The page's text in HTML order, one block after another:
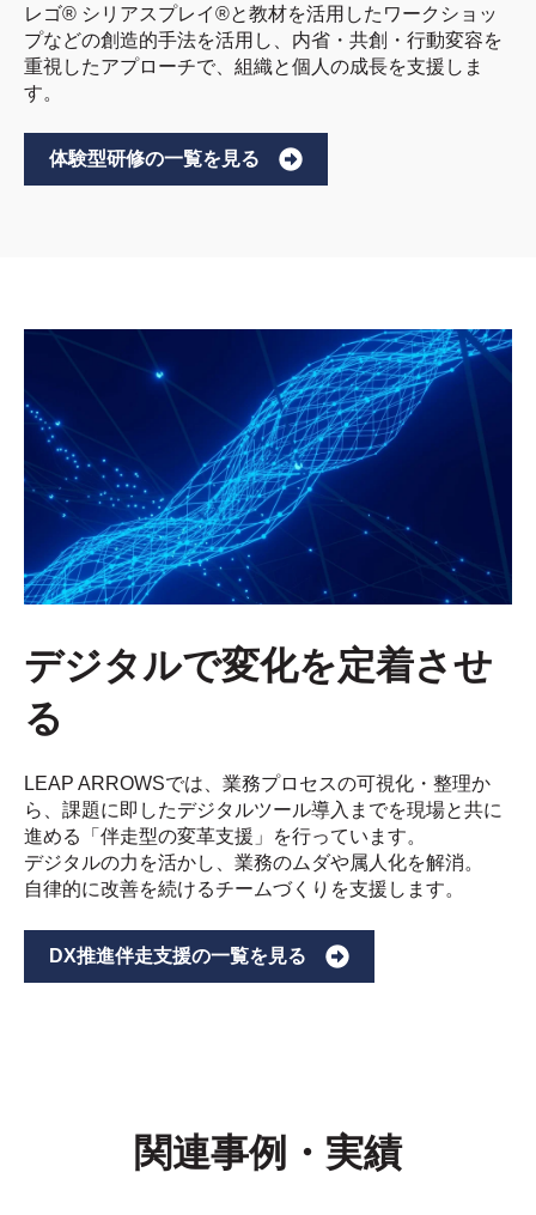
レゴ® シリアスプレイ®と教材を活用したワークショッ
プなどの創造的手法を活用し、内省・共創・行動変容を
重視したアプローチで、組織と個人の成長を支援しま
す。
体験型研修の一覧を見る
デジタルで変化を定着させ
る
LEAP ARROWSでは、業務プロセスの可視化・整理か
ら、課題に即したデジタルツール導入までを現場と共に
進める「伴走型の変革支援」を行っています。
デジタルの力を活かし、業務のムダや属人化を解消。
自律的に改善を続けるチームづくりを支援します。
DX推進伴走支援の一覧を見る
関連事例・実績